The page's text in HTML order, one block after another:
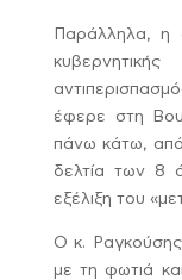
Παράλληλα, η
έφερε στη
πάνω κάτω, από
δελτία των 8
εξέλιξη του
Ο κ. Ραγκούσης
με τη φωτιά